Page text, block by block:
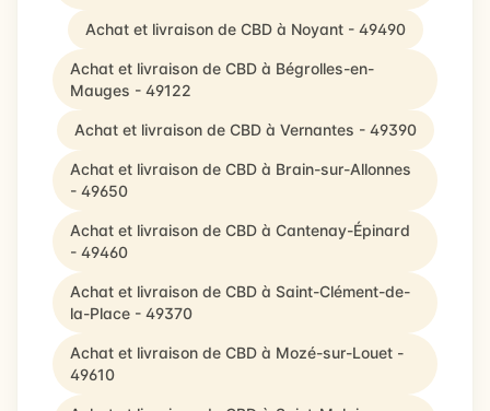
Achat et livraison de CBD à Noyant - 49490
Achat et livraison de CBD à Bégrolles-en-
Mauges - 49122
Achat et livraison de CBD à Vernantes - 49390
Achat et livraison de CBD à Brain-sur-Allonnes
- 49650
Achat et livraison de CBD à Cantenay-Épinard
- 49460
Achat et livraison de CBD à Saint-Clément-de-
la-Place - 49370
Achat et livraison de CBD à Mozé-sur-Louet -
49610